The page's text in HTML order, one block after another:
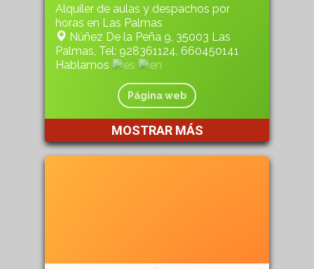
Alquiler de aulas y despachos por
horas en Las Palmas
Núñez De la Peña 9, 35003 Las
Palmas, Tel: 928361124, 660450141
Hablamos
Página web
MOSTRAR MÁS